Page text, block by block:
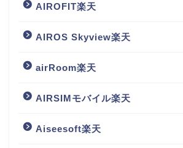
AIROFIT楽天
AIROS Skyview楽天
airRoom楽天
AIRSIMモバイル楽天
Aiseesoft楽天